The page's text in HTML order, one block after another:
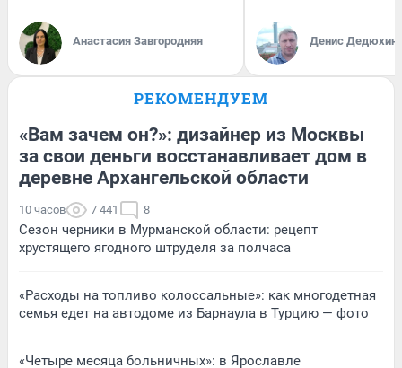
Анастасия Завгородняя Денис Дедюхин
РЕКОМЕНДУЕМ
«Вам зачем он?»: дизайнер из Москвы
за свои деньги восстанавливает дом в
деревне Архангельской области
10 часов 7 441 8
Сезон черники в Мурманской области: рецепт
хрустящего ягодного штруделя за полчаса
«Расходы на топливо колоссальные»: как многодетная
семья едет на автодоме из Барнаула в Турцию — фото
«Четыре месяца больничных»: в Ярославле